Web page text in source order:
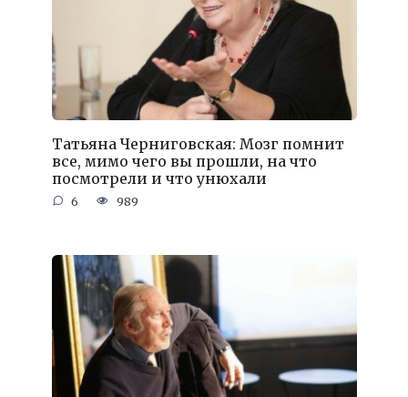
Татьяна Черниговская: Мозг помнит
все, мимо чего вы прошли, на что
посмотрели и что унюхали
6 989